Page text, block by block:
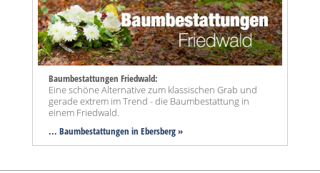
Baumbestattungen Friedwald:
Eine schöne Alternative zum klassischen Grab und
gerade extrem im Trend - die Baumbestattung in
einem Friedwald.
... Baumbestattungen in Ebersberg »